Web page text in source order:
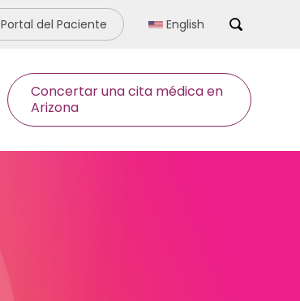
Portal del Paciente English Search
Concertar una cita médica en
Arizona